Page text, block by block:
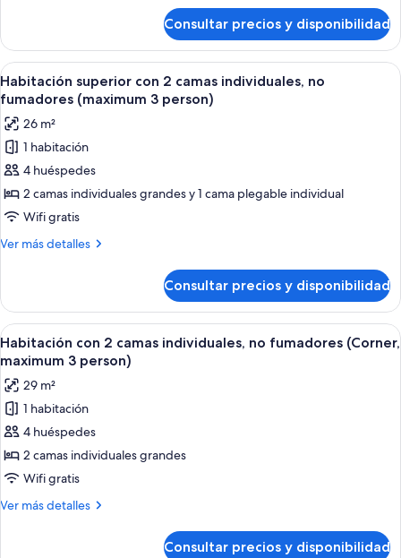
no
fumadores
superior
con
2
camas
no
fumadores
Consultar precios y disponibilidad
Abrir
todas
las
fotos
de
Habitación
superior
con
2
no
fumadores
(maximum
3
person)
Una habitación de hotel con una
8
Habitación superior con 2 camas individuales, no
fumadores (maximum 3 person)
26 m²
1 habitación
4 huéspedes
2 camas individuales grandes y 1 cama plegable individual
Wifi gratis
Ver más detalles
Más
superior
con
2
camas
no
fumadores
(maximum
3
person)
Consultar precios y disponibilidad
Abrir
todas
las
fotos
de
Habitación
con
2
camas
Habitación de hotel con dos camas,
10
Habitación con 2 camas individuales, no fumadores (Corner,
maximum 3 person)
29 m²
1 habitación
4 huéspedes
2 camas individuales grandes
Wifi gratis
Ver más detalles
Más
Consultar precios y disponibilidad